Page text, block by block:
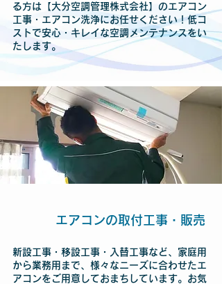
る方は【大分空調管理株式会社】のエアコン
工事・エアコン洗浄にお任せください！低コ
ストで安心・キレイな空調メンテナンスをい
たします。
エアコンの取付工事・販売
新設工事・移設工事・入替工事など、家庭用
から業務用まで、様々なニーズに合わせたエ
アコンをご用意しておまちしています。お気